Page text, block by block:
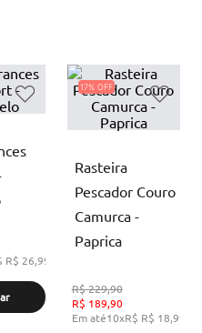
R$ 26,99
17%
Rasteira
Pescador Couro
Camurca -
Paprica
R$229,90
R$ 189,90
Em até10xR$ R$ 18,99